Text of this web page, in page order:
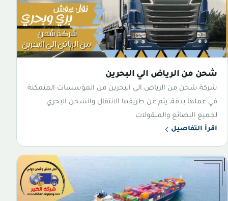
شحن من الرياض الي البحرين
شركة شحن من الرياض الي البحرين من المؤسسات المتمكنة
في عملها بدقة، يتم عن طريقها الانتقال والشحن البحري
لجميع البضائع والمنقولات
اقرأ التفاصيل